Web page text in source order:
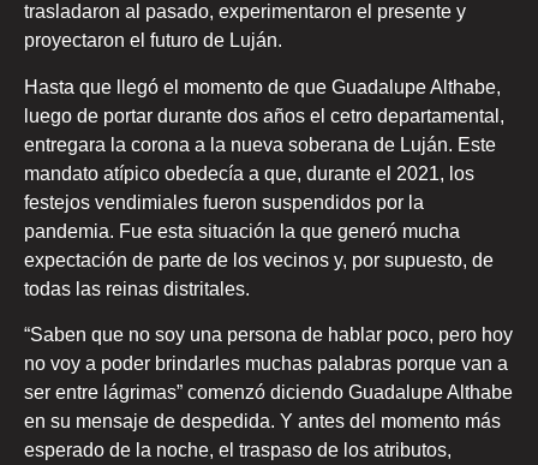
trasladaron al pasado, experimentaron el presente y
proyectaron el futuro de Luján.
Hasta que llegó el momento de que Guadalupe Althabe,
luego de portar durante dos años el cetro departamental,
entregara la corona a la nueva soberana de Luján. Este
mandato atípico obedecía a que, durante el 2021, los
festejos vendimiales fueron suspendidos por la
pandemia. Fue esta situación la que generó mucha
expectación de parte de los vecinos y, por supuesto, de
todas las reinas distritales.
“Saben que no soy una persona de hablar poco, pero hoy
no voy a poder brindarles muchas palabras porque van a
ser entre lágrimas” comenzó diciendo Guadalupe Althabe
en su mensaje de despedida. Y antes del momento más
esperado de la noche, el traspaso de los atributos,